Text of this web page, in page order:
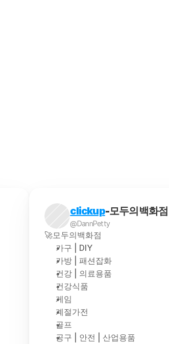
clickup-모두의백화점
@DannPetty
🚀모두의백화점
가구 | DIY
가방 | 패션잡화
건강 | 의료용품
건강식품
게임
계절가전
골프
공구 | 안전 | 산업용품